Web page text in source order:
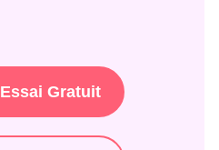
Essai Gratuit